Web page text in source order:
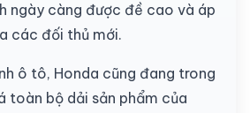
ngày càng được đề cao và áp
các đối thủ mới.
ô tô, Honda cũng đang trong
toàn bộ dải sản phẩm của